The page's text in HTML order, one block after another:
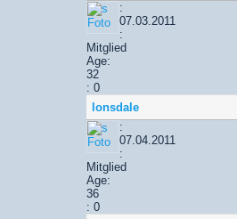
:
07.03.2011
:
Mitglied
Age:
32
: 0
lonsdale
:
07.04.2011
:
Mitglied
Age:
36
: 0